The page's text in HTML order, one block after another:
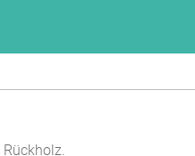
Rückholz.